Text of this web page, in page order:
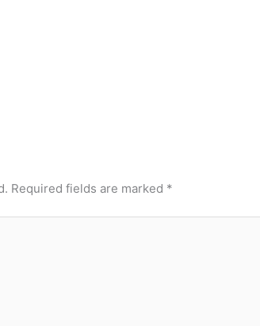
Required fields are marked *